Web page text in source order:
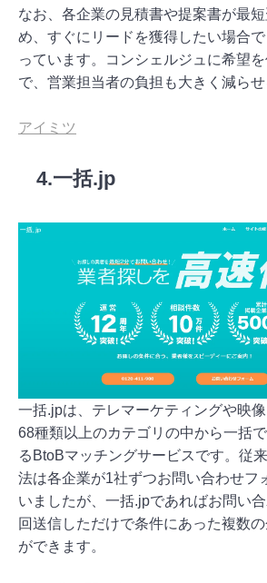
なお、各企業の見積書や提案書が最
め、すぐにリードを獲得したい場合
っています。コンシェルジュに希望
で、営業担当者の負担も大きく減らせ
アイミツ
4.一括.jp
一括.jpは、テレマーケティングや映
68種類以上のカテゴリの中から一括
るBtoBマッチングサービスです。従
法は各企業が1社ずつお問い合わせフ
いましたが、一括.jpであればお問い
回送信しただけで条件にあった複数
ができます。